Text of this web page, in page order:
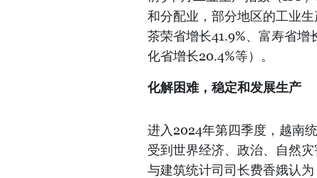
和分配业，部分地区的工业
茶荣省增长41.9%、富寿省增
化省增长20.4%等）。
化解困难，稳定和发展生产
进入2024年第四季度，越南
受到世界经济、政治、自然
与建筑统计司司长费香娥认